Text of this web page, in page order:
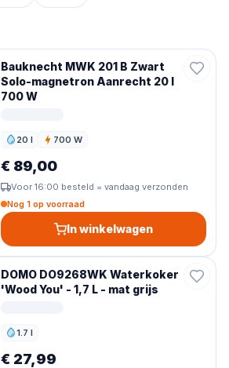
Bauknecht MWK 201 B Zwart
Solo-magnetron Aanrecht 20 l
700 W
20 l
Inhoud 700 W
Vermogen
€ 89,00
Voor 16:00 besteld = vandaag verzonden
Nog 1 op voorraad
In winkelwagen
DOMO DO9268WK Waterkoker
'Wood You' - 1,7 L - mat grijs
1.7 l
Inhoud
€ 27,99